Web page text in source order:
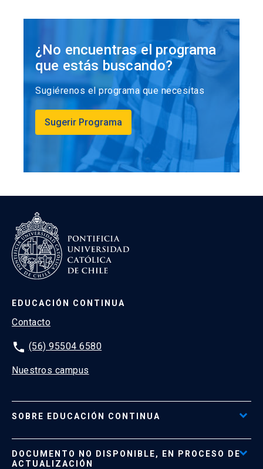
¿No encuentras el programa
que estás buscando?
Sugiérenos el programa que necesitas
Sugerir Programa
EDUCACIÓN CONTINUA
Contacto
phone (56) 95504 6580
Nuestros campus
SOBRE EDUCACIÓN CONTINUA
Formas de Pago
DOCUMENTO NO DISPONIBLE, EN PROCESO DE
ACTUALIZACIÓN